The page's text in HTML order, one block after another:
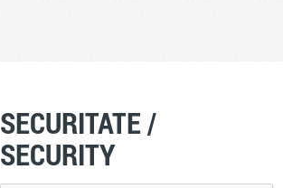
SECURITATE /
SECURITY